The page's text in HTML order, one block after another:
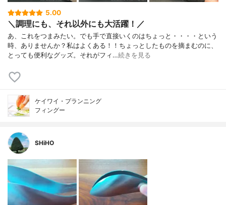
5.00
＼調理にも、それ以外にも大活躍！／
あ、これをつまみたい。でも手で直接いくのはちょっと・・・・という
時、ありませんか？私はよくある！！ちょっとしたものを摘まむのに、
とっても便利なグッズ。それがフィ…続きを見る
ケイワイ・プランニング
フィングー
SHiHO